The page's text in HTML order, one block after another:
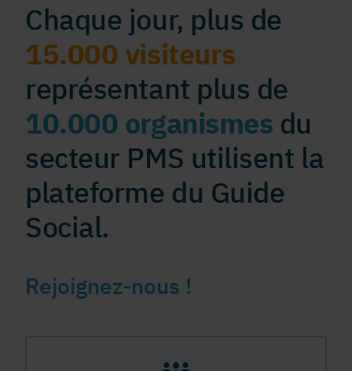
Chaque jour, plus de
15.000 visiteurs
représentant plus de
10.000 organismes du
secteur PMS utilisent la
plateforme du Guide
Social.
Rejoignez-nous !